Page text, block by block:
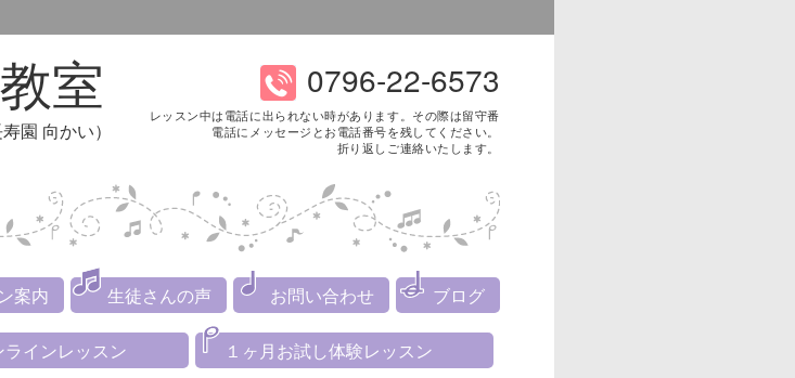
室
園 向かい）
0796-22-6573
レッスン中は電話に出られない時があります。その際は留守番
電話にメッセージとお電話番号を残してください。
折り返しご連絡いたします。
案内 生徒さんの声 お問い合わせ ブログ
ラインレッスン １ヶ月お試し体験レッスン